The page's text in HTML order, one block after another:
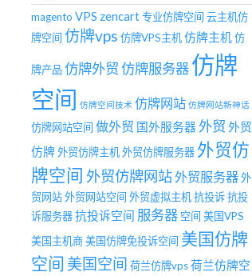
magento VPS zencart专业仿牌空间 云主机仿
牌空间 仿牌vps 仿牌VPS主机仿牌主机仿
牌产品仿牌外贸仿牌服务器仿牌
空间 仿牌空间技术 仿牌网站 仿牌网站新神话
仿牌网站空间 做外贸 国外服务器 外贸 外贸
仿牌外贸仿牌主机外贸仿牌服务器 外贸仿
牌空间 外贸仿牌网站外贸服务器外
贸网站外贸网站空间 外贸虚拟主机抗投诉抗投
诉服务器抗投诉空间 服务器 空间 美国VPS
美国主机商美国仿牌免投诉空间 美国仿牌
空间 美国空间 荷兰仿牌vps荷兰仿牌空